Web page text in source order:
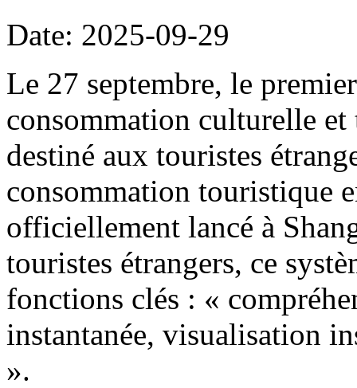
Date: 2025-09-29
Le 27 septembre, le
consommation culturelle
destiné aux touristes
consommation touristique
officiellement lancé à
touristes étrangers, ce
fonctions clés : «
instantanée, visualisation
».